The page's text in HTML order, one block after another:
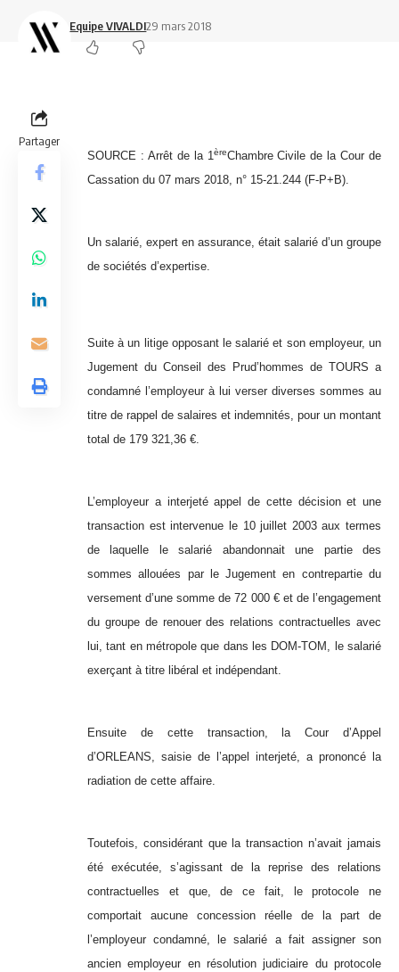
Equipe VIVALDI29 mars 2018
Partager
SOURCE : Arrêt de la 1èreChambre Civile de la Cour de
Cassation du 07 mars 2018, n° 15-21.244 (F-P+B).
Un salarié, expert en assurance, était salarié d’un groupe
de sociétés d’expertise.
Suite à un litige opposant le salarié et son employeur, un
Jugement du Conseil des Prud’hommes de TOURS a
condamné l’employeur à lui verser diverses sommes au
titre de rappel de salaires et indemnités, pour un montant
total de 179 321,36 €.
L’employeur a interjeté appel de cette décision et une
transaction est intervenue le 10 juillet 2003 aux termes
de laquelle le salarié abandonnait une partie des
sommes allouées par le Jugement en contrepartie du
versement d’une somme de 72 000 € et de l’engagement
du groupe de renouer des relations contractuelles avec
lui, tant en métropole que dans les DOM-TOM, le salarié
exerçant à titre libéral et indépendant.
Ensuite de cette transaction, la Cour d’Appel
d’ORLEANS, saisie de l’appel interjeté, a prononcé la
radiation de cette affaire.
Toutefois, considérant que la transaction n’avait jamais
été exécutée, s’agissant de la reprise des relations
contractuelles et que, de ce fait, le protocole ne
comportait aucune concession réelle de la part de
l’employeur condamné, le salarié a fait assigner son
ancien employeur en résolution judiciaire du protocole